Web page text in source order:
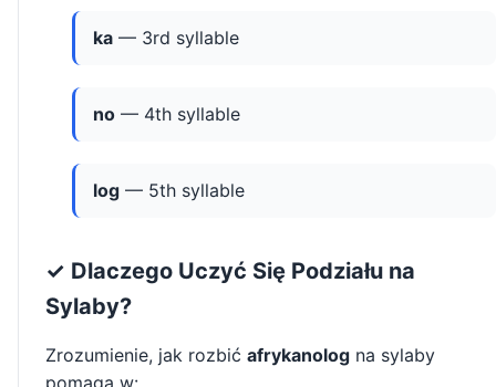
ka — 3rd syllable
no — 4th syllable
log — 5th syllable
✓ Dlaczego Uczyć Się Podziału na
Sylaby?
Zrozumienie, jak rozbić afrykanolog na sylaby